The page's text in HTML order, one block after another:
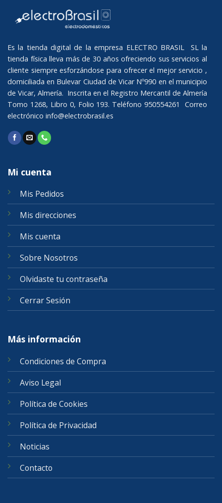
Es la tienda digital de la empresa ELECTRO BRASIL SL la
tienda física lleva más de 30 años ofreciendo sus servicios al
cliente siempre esforzándose para ofrecer el mejor servicio ,
domiciliada en Bulevar Ciudad de Vicar Nº990 en el municipio
de Vicar, Almería. Inscrita en el Registro Mercantil de Almería
Tomo 1268, Libro 0, Folio 193. Teléfono 950554261 Correo
electrónico info@electrobrasil.es
Mi cuenta
Mis Pedidos
Mis direcciones
Mis cuenta
Sobre Nosotros
Olvidaste tu contraseña
Cerrar Sesión
Más información
Condiciones de Compra
Aviso Legal
Política de Cookies
Política de Privacidad
Noticias
Contacto